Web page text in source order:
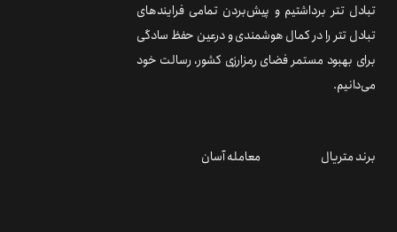
تبادل تتر برداشتیم و پیش‌بردن تمامی فرایندهای
تبادل تتر را در کمال هوشمندی و درعین حفظ سادگی
برای بهبود مستمر فضای رمزارزی کشور، رسالت خود
می‌دانیم.
برند متریال معامله آسان